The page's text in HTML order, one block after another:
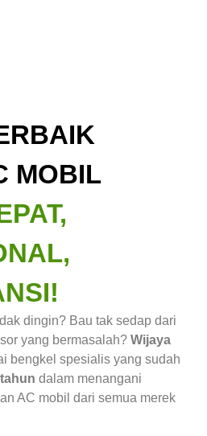
MOBIL
dingin? Bau tak sedap dari
yang bermasalah? Wijaya
bengkel spesialis yang sudah
dalam menangani
AC mobil dari semua merek